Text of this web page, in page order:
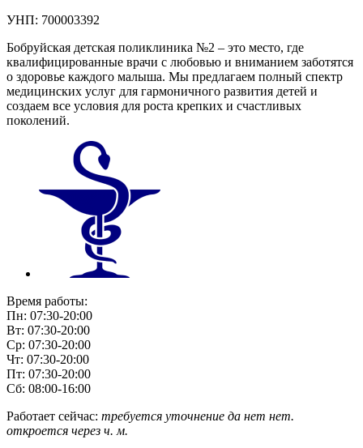
УНП: 700003392
Бобруйская детская поликлиника №2 – это место, где
квалифицированные врачи с любовью и вниманием заботятся
о здоровье каждого малыша. Мы предлагаем полный спектр
медицинских услуг для гармоничного развития детей и
создаем все условия для роста крепких и счастливых
поколений.
Время работы:
Пн: 07:30-20:00
Вт: 07:30-20:00
Ср: 07:30-20:00
Чт: 07:30-20:00
Пт: 07:30-20:00
Сб: 08:00-16:00
Работает сейчас: требуется уточнение да нет нет.
откроется через ч. м.